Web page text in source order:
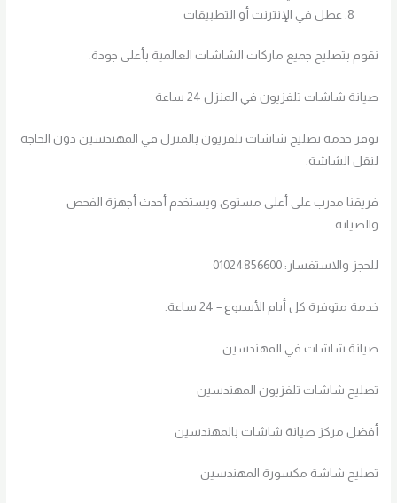
عطل في الإنترنت أو التطبيقات
نقوم بتصليح جميع ماركات الشاشات العالمية بأعلى جودة.
صيانة شاشات تلفزيون في المنزل 24 ساعة
نوفر خدمة تصليح شاشات تلفزيون بالمنزل في المهندسين دون الحاجة
لنقل الشاشة.
فريقنا مدرب على أعلى مستوى ويستخدم أحدث أجهزة الفحص
والصيانة.
للحجز والاستفسار: 01024856600
خدمة متوفرة كل أيام الأسبوع – 24 ساعة.
صيانة شاشات في المهندسين
تصليح شاشات تلفزيون المهندسين
أفضل مركز صيانة شاشات بالمهندسين
تصليح شاشة مكسورة المهندسين